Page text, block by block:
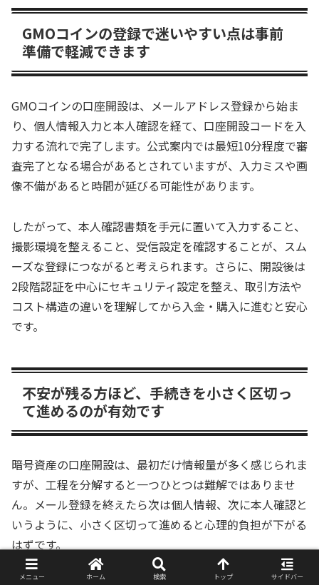
GMOコインの登録で迷いやすい点は事前
準備で軽減できます
GMOコインの口座開設は、メールアドレス登録から始ま
り、個人情報入力と本人確認を経て、口座開設コードを入
力する流れで完了します。公式案内では最短10分程度で審
査完了となる場合があるとされていますが、入力ミスや画
像不備があると時間が延びる可能性があります。
したがって、本人確認書類を手元に置いて入力すること、
撮影環境を整えること、受信設定を確認することが、スム
ーズな登録につながると考えられます。さらに、開設後は
2段階認証を中心にセキュリティ設定を整え、取引方法や
コスト構造の違いを理解してから入金・購入に進むと安心
です。
不安が残る方ほど、手続きを小さく区切っ
て進めるのが有効です
暗号資産の口座開設は、最初だけ情報量が多く感じられま
すが、工程を分解すると一つひとつは難解ではありませ
ん。メール登録を終えたら次は個人情報、次に本人確認と
いうように、小さく区切って進めると心理的負担が下がる
はずです。
メニュー ホーム 検索 トップ サイドバー